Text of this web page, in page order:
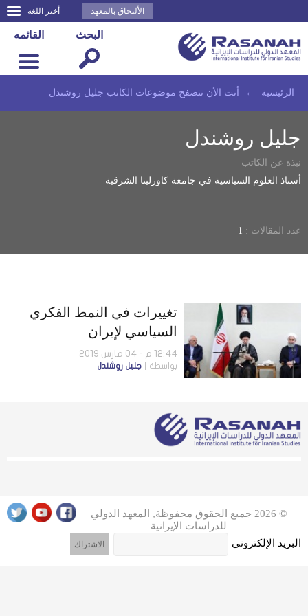
أختر اللغة الألتحاق بالمعهد
القائمه البحث
الرئيسية ← أنت الأن تتصفح موضوعات الكاتب جليل روشندل
جليل روشندل
نبذة عن الكاتب
أستاذ العلوم السياسية في جامعة كاورلينا الشرقية
عدد المقالات : 1
تغييرات في النمط الفكري
السياسي لإيران
12:44 م - 04 مارس 2019
بواسطة جليل روشندل
البريد الإلكتروني
© 2026 جميع الحقوق محفوظة, المعهد الدولي
للدراسات الإيرانية